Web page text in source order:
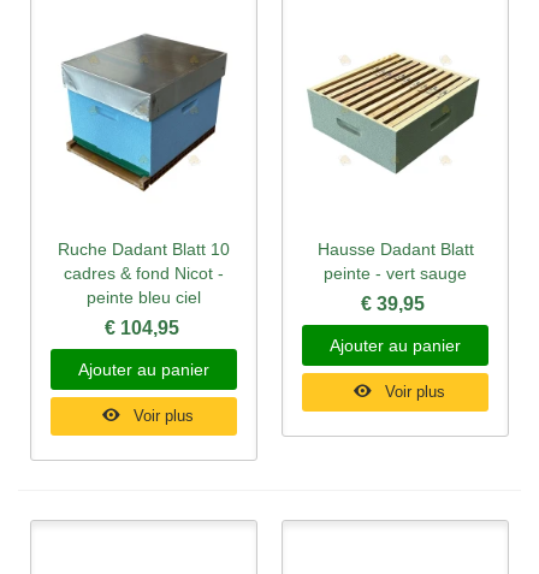
Ruche Dadant Blatt 10
cadres & fond Nicot -
peinte bleu ciel
€ 104,95
Ajouter au panier
Voir plus
Hausse Dadant Blatt
peinte - vert sauge
€ 39,95
Ajouter au panier
Voir plus